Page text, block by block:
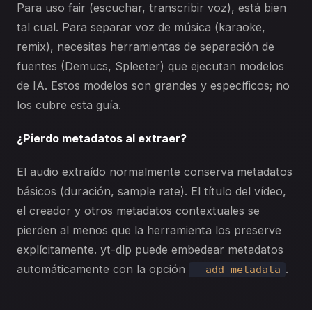
Para uso fair (escuchar, transcribir voz), está bien
tal cual. Para separar voz de música (karaoke,
remix), necesitas herramientas de separación de
fuentes (Demucs, Spleeter) que ejecutan modelos
de IA. Estos modelos son grandes y específicos; no
los cubre esta guía.
¿Pierdo metadatos al extraer?
El audio extraído normalmente conserva metadatos
básicos (duración, sample rate). El título del vídeo,
el creador y otros metadatos contextuales se
pierden al menos que la herramienta los preserve
explícitamente. yt-dlp puede embedear metadatos
automáticamente con la opción
--add-metadata .